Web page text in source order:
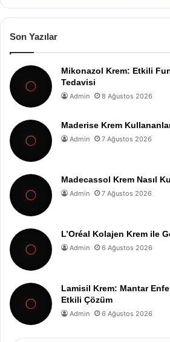
Son Yazılar
Mikonazol Krem: Etkili
Tedavisi
Admin 8 Ağustos 2026
Maderise Krem
Admin 7 Ağustos 2026
Madecassol Krem Nasıl
Admin 7 Ağustos 2026
L’Oréal Kolajen Krem ile
Admin 6 Ağustos 2026
Lamisil Krem: Mantar
Etkili Çözüm
Admin 6 Ağustos 2026